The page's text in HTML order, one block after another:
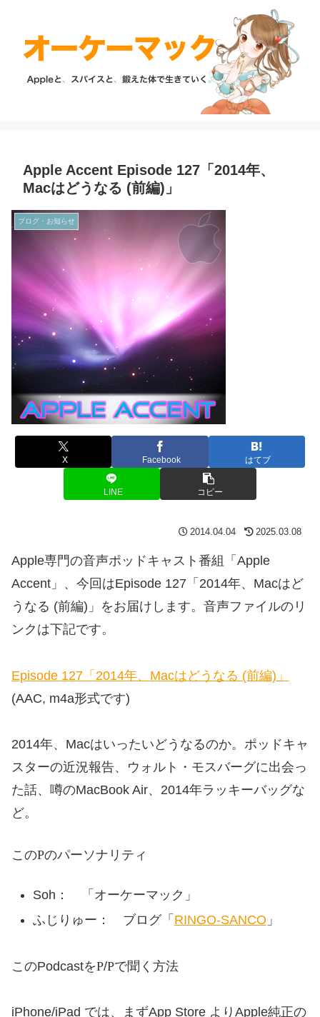
Apple Accent Episode 127「2014年、
Macはどうなる (前編)」
ブログ・お知らせ
X Facebook はてブ
LINE コピー
2014.04.04 2025.03.08
Apple専門の音声ポッドキャスト番組「Apple
Accent」、今回はEpisode 127「2014年、Macはど
うなる (前編)」をお届けします。音声ファイルのリ
ンクは下記です。
Episode 127「2014年、Macはどうなる (前編)」
(AAC, m4a形式です)
2014年、Macはいったいどうなるのか。ポッドキャ
スターの近況報告、ウォルト・モスバーグに出会っ
た話、噂のMacBook Air、2014年ラッキーバッグな
ど。
このPodcastのパーソナリティ
Soh： 「オーケーマック」
ふじりゅー： ブログ「 RINGO-SANCO 」
このPodcastをiPhone/iPadで聞く方法
iPhone/iPad では、まずApp Store よりApple純正の